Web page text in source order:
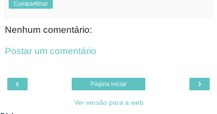
Compartilhar
Nenhum comentário:
Postar um comentário
‹ ›
Página inicial
Ver versão para a web